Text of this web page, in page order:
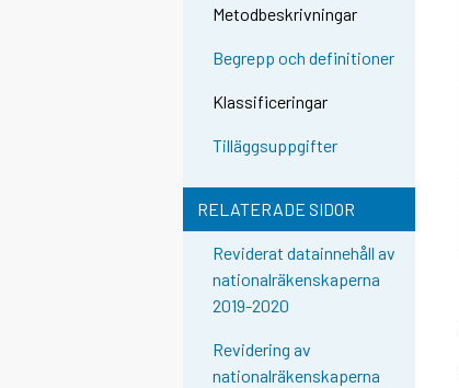
Metodbeskrivningar
Begrepp och definitioner
Klassificeringar
Tilläggsuppgifter
RELATERADE SIDOR
Reviderat datainnehåll av
nationalräkenskaperna
2019-2020
Revidering av
nationalräkenskaperna